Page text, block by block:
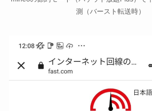
測（バースト転送時）